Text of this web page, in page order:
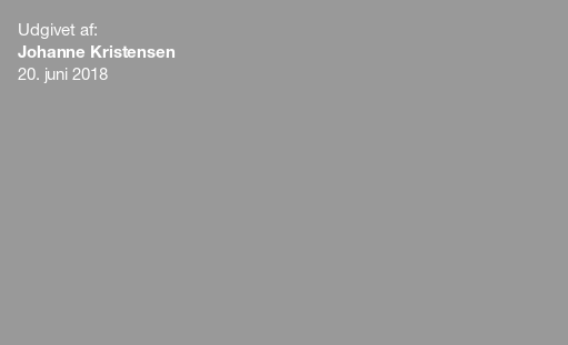
Udgivet af:
Johanne Kristensen
20. juni 2018